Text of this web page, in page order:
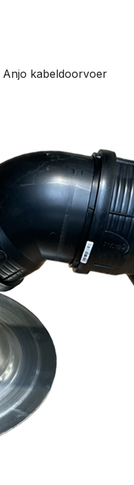
Anjo kabeldoorvoer